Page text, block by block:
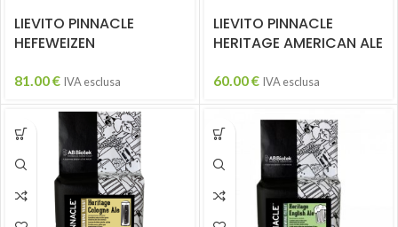
LIEVITO PINNACLE
HEFEWEIZEN
81.00€ IVA esclusa
LIEVITO PINNACLE
HERITAGE AMERICAN ALE
60.00€ IVA esclusa